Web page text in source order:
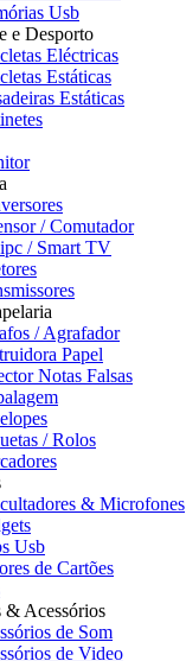
Usb
e Desporto
Eléctricas
Estáticas
Estáticas
/ Comutador
/ Smart TV
/ Agrafador
Papel
Notas Falsas
/ Rolos
& Microfones
Usb
de Cartões
& Acessórios
de Som
de Video